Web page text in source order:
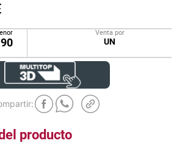
Venta por
UN
producto